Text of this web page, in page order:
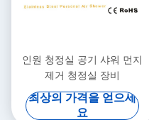
인원 청정실 공기 샤워 먼지
제거 청정실 장비
최상의 가격을 얻으세
요